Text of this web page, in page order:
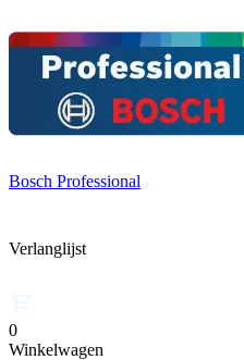
Bosch Professional
Verlanglijst
0
Winkelwagen